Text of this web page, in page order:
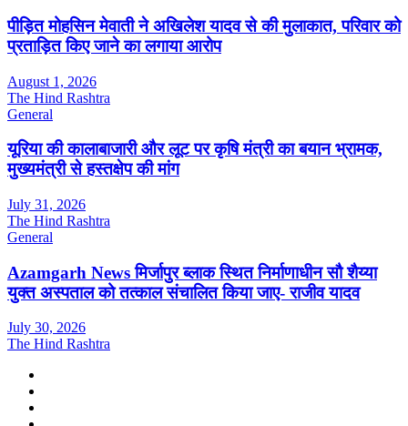
पीड़ित मोहसिन मेवाती ने अखिलेश यादव से की मुलाकात, परिवार को
प्रताड़ित किए जाने का लगाया आरोप
August 1, 2026
The Hind Rashtra
General
यूरिया की कालाबाजारी और लूट पर कृषि मंत्री का बयान भ्रामक,
मुख्यमंत्री से हस्तक्षेप की मांग
July 31, 2026
The Hind Rashtra
General
Azamgarh News मिर्जापुर ब्लाक स्थित निर्माणाधीन सौ शैय्या
युक्त अस्पताल को तत्काल संचालित किया जाए- राजीव यादव
July 30, 2026
The Hind Rashtra